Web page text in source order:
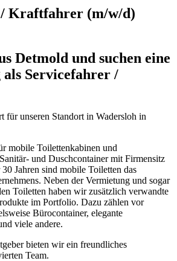
Kraftfahrer (m/w/d)
Detmold und suchen eine
als Servicefahrer /
für unseren Standort in Wadersloh in
mobile Toilettenkabinen und
und Duschcontainer mit Firmensitz
Jahren sind mobile Toiletten das
Neben der Vermietung und sogar
Toiletten haben wir zusätzlich verwandte
im Portfolio. Dazu zählen vor
Bürocontainer, elegante
viele andere.
bieten wir ein freundliches
Team.